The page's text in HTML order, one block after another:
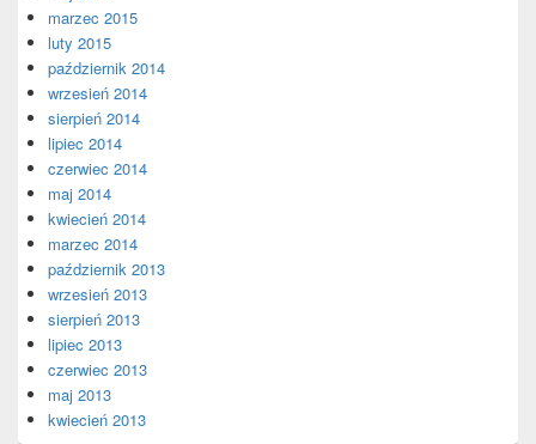
marzec 2015
luty 2015
październik 2014
wrzesień 2014
sierpień 2014
lipiec 2014
czerwiec 2014
maj 2014
kwiecień 2014
marzec 2014
październik 2013
wrzesień 2013
sierpień 2013
lipiec 2013
czerwiec 2013
maj 2013
kwiecień 2013